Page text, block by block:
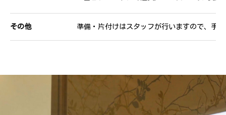
その他 準備・片付けはスタッフが行いますので、手